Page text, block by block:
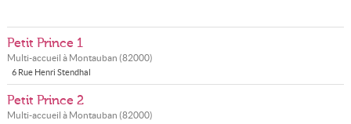
Petit Prince 1
Multi-accueil à Montauban (82000)
6 Rue Henri Stendhal
Petit Prince 2
Multi-accueil à Montauban (82000)